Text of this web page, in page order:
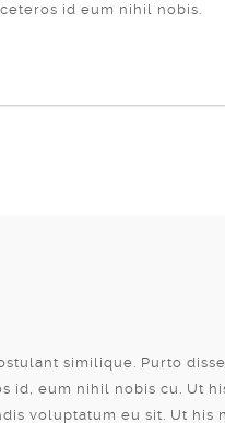
id eum nihil nobis.
similique. Purto
id, eum nihil nobis cu. Ut
voluptatum eu sit. Ut his